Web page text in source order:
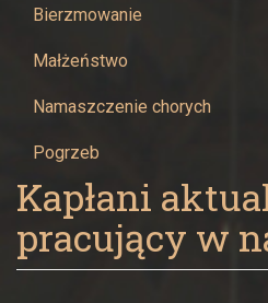
Maryi
Panny
w
Żywcu
Bierzmowanie
Małżeństwo
Namaszczenie chorych
Pogrzeb
Kapłani
pracujący w